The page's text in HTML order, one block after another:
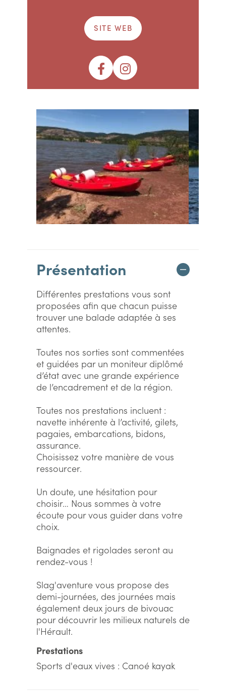
SITE WEB
Présentation
Différentes prestations vous sont
proposées afin que chacun puisse
trouver une balade adaptée à ses
attentes.
Toutes nos sorties sont commentées
et guidées par un moniteur diplômé
d’état avec une grande expérience
de l’encadrement et de la région.
Toutes nos prestations incluent :
navette inhérente à l’activité, gilets,
pagaies, embarcations, bidons,
assurance.
Choisissez votre manière de vous
ressourcer.
Un doute, une hésitation pour
choisir… Nous sommes à votre
écoute pour vous guider dans votre
choix.
Baignades et rigolades seront au
rendez-vous !
Slag'aventure vous propose des
demi-journées, des journées mais
également deux jours de bivouac
pour découvrir les milieux naturels de
l'Hérault.
Prestations
Sports d'eaux vives : Canoé kayak